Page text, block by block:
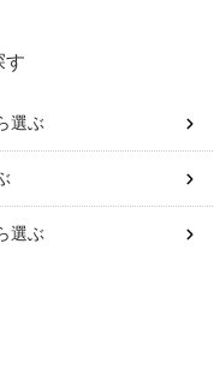
す
選ぶ
選ぶ